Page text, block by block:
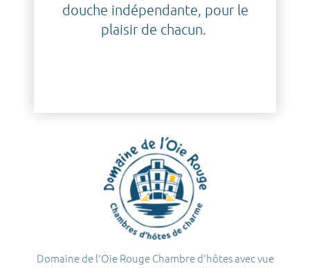
douche indépendante, pour le
plaisir de chacun.
Domaine de l'Oie Rouge Chambre d'hôtes avec vue